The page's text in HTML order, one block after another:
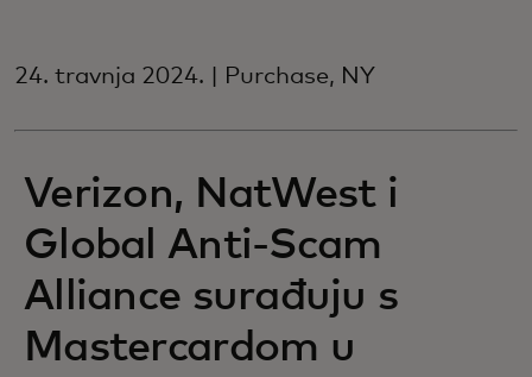
24. travnja 2024. | Purchase, NY
Verizon, NatWest i
Global Anti-Scam
Alliance surađuju s
Mastercardom u